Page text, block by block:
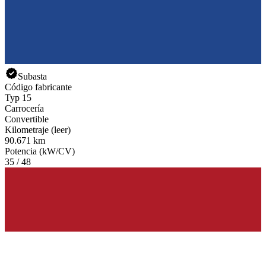
Subasta
Código fabricante
Typ 15
Carrocería
Convertible
Kilometraje (leer)
90.671 km
Potencia (kW/CV)
35 / 48